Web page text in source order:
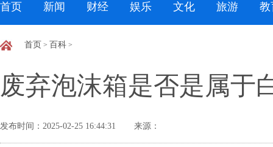
首页 新闻 财经 娱乐 文化 旅游 教
首页 > 百科 >
废弃泡沫箱是否是属于
发布时间：2025-02-25 16:44:31 来源：